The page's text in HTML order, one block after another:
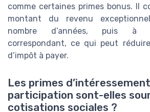
comme certaines primes bonus. Il
montant du revenu
nombre d’années, puis à
correspondant, ce qui peut
d’impôt à payer.
Les primes
participation sont-elles
cotisations sociales ?